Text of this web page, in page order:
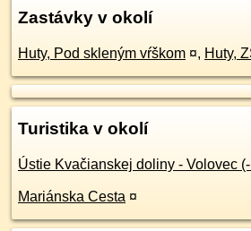
Zastávky v okolí
Huty, Pod skleným vŕškom ¤, Huty,
Turistika v okolí
Ústie Kvačianskej doliny - Volovec
Mariánska Cesta ¤